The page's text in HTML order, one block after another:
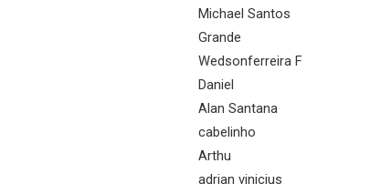
Michael Santos
Grande
Wedsonferreira F
Daniel
Alan Santana
cabelinho
Arthu
adrian vinicius